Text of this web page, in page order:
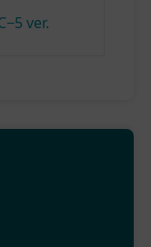
ver.